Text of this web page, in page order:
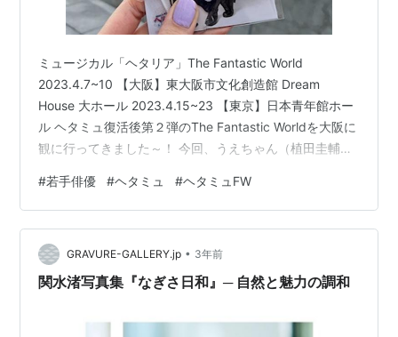
ミュージカル「ヘタリア」The Fantastic World
2023.4.7~10 【大阪】東大阪市文化創造館 Dream
House 大ホール 2023.4.15~23 【東京】日本青年館ホー
ル ヘタミュ復活後第２弾のThe Fantastic Worldを大阪に
観に行ってきました～！ 今回、うえちゃん（植田圭輔）
２列目！！！！ 文劇６の３列目から１カ月、再びの良席
に歓喜しつつ遠征してまいりました～。
#若手俳優 #ヘタミュ #ヘタミュFW
GRAVURE-GALLERY.jp • 3年前
関水渚写真集『なぎさ日和』─ 自然と魅力の調和